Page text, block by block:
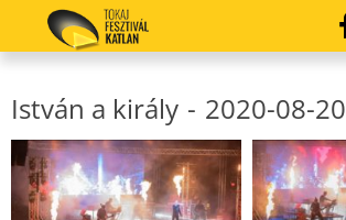
István a király - 2020-08-20